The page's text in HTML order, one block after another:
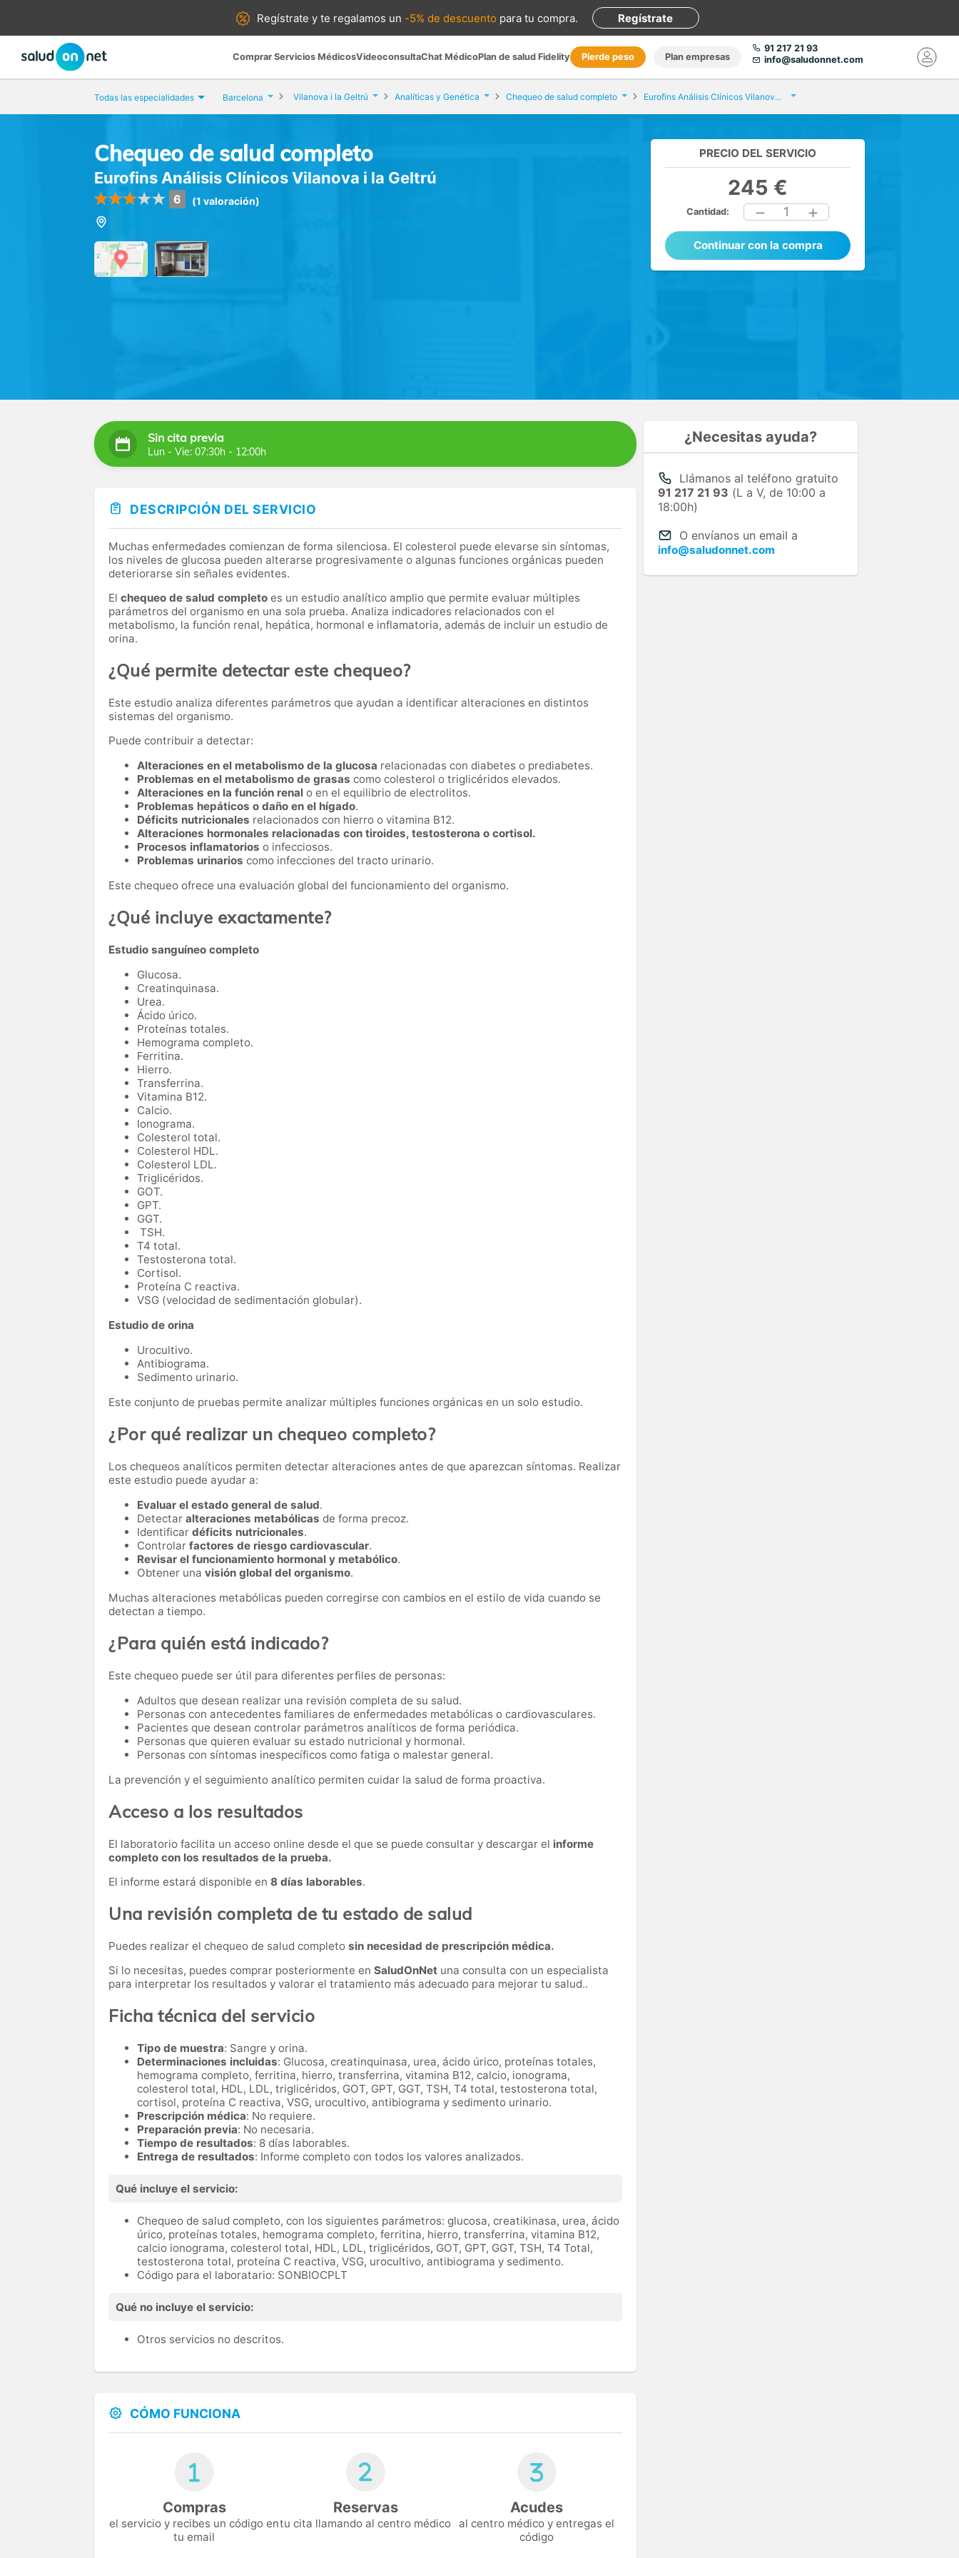
Regístrate yte regalamos un -5% de descuento para tu compra. Regístrate
Comprar Servicios MédicosVideoconsultaChat MédicoPlan de salud Fidelity Pierde peso Plan empresas
91 217 21 93
info@saludonnet.com
Todas las especialidades Barcelona Vilanova i la Geltrú Analíticas y Genética Chequeo de salud completo Eurofins Análisis Clínicos Vilanova i la Geltrú
Chequeo de salud completo
Eurofins Análisis Clínicos Vilanova i la Geltrú
6 (1 valoración)
PRECIO DEL SERVICIO
245 €
Cantidad: 1
Continuar con la compra
Sin cita previa
Lun - Vie: 07:30h - 12:00h
DESCRIPCIÓN DEL SERVICIO
Muchas enfermedades comienzan de forma silenciosa. El colesterol puede elevarse sin síntomas,
los niveles de glucosa pueden alterarse progresivamente o algunas funciones orgánicas pueden
deteriorarse sin señales evidentes.
El chequeo de salud completo es un estudio analítico amplio que permite evaluar múltiples
parámetros del organismo en una sola prueba. Analiza indicadores relacionados con el
metabolismo, la función renal, hepática, hormonal e inflamatoria, además de incluir un estudio de
orina.
¿Qué permite detectar este chequeo?
Este estudio analiza diferentes parámetros que ayudan a identificar alteraciones en distintos
sistemas del organismo.
Puede contribuir a detectar:
Alteraciones en el metabolismo de la glucosa relacionadas con diabetes o prediabetes.
Problemas en el metabolismo de grasas como colesterol o triglicéridos elevados.
Alteraciones en la función renal o en el equilibrio de electrolitos.
Problemas hepáticos o daño en el hígado.
Déficits nutricionales relacionados con hierro o vitamina B12.
Alteraciones hormonales relacionadas con tiroides, testosterona o cortisol.
Procesos inflamatorios o infecciosos.
Problemas urinarios como infecciones del tracto urinario.
Este chequeo ofrece una evaluación global del funcionamiento del organismo.
¿Qué incluye exactamente?
Estudio sanguíneo completo
Glucosa.
Creatinquinasa.
Urea.
Ácido úrico.
Proteínas totales.
Hemograma completo.
Ferritina.
Hierro.
Transferrina.
Vitamina B12.
Calcio.
Ionograma.
Colesterol total.
Colesterol HDL.
Colesterol LDL.
Triglicéridos.
GOT.
GPT.
GGT.
TSH.
T4 total.
Testosterona total.
Cortisol.
Proteína C reactiva.
VSG (velocidad de sedimentación globular).
Estudio de orina
Urocultivo.
Antibiograma.
Sedimento urinario.
Este conjunto de pruebas permite analizar múltiples funciones orgánicas en un solo estudio.
¿Por qué realizar un chequeo completo?
Los chequeos analíticos permiten detectar alteraciones antes de que aparezcan síntomas. Realizar
este estudio puede ayudar a:
Evaluar el estado general de salud.
Detectar alteraciones metabólicas de forma precoz.
Identificar déficits nutricionales.
Controlar factores de riesgo cardiovascular.
Revisar el funcionamiento hormonal y metabólico.
Obtener una visión global del organismo.
Muchas alteraciones metabólicas pueden corregirse con cambios en el estilo de vida cuando se
detectan a tiempo.
¿Para quién está indicado?
Este chequeo puede ser útil para diferentes perfiles de personas:
Adultos que desean realizar una revisión completa de su salud.
Personas con antecedentes familiares de enfermedades metabólicas o cardiovasculares.
Pacientes que desean controlar parámetros analíticos de forma periódica.
Personas que quieren evaluar su estado nutricional y hormonal.
Personas con síntomas inespecíficos como fatiga o malestar general.
La prevención y el seguimiento analítico permiten cuidar la salud de forma proactiva.
Acceso a los resultados
El laboratorio facilita un acceso online desde el que se puede consultar y descargar el informe
completo con los resultados de la prueba.
El informe estará disponible en 8 días laborables.
Una revisión completa de tu estado de salud
Puedes realizar el chequeo de salud completo sin necesidad de prescripción médica.
Si lo necesitas, puedes comprar posteriormente en SaludOnNet una consulta con un especialista
para interpretar los resultados y valorar el tratamiento más adecuado para mejorar tu salud..
Ficha técnica del servicio
Tipo de muestra: Sangre y orina.
Determinaciones incluidas: Glucosa, creatinquinasa, urea, ácido úrico, proteínas totales,
hemograma completo, ferritina, hierro, transferrina, vitamina B12, calcio, ionograma,
colesterol total, HDL, LDL, triglicéridos, GOT, GPT, GGT, TSH, T4 total, testosterona total,
cortisol, proteína C reactiva, VSG, urocultivo, antibiograma y sedimento urinario.
Prescripción médica: No requiere.
Preparación previa: No necesaria.
Tiempo de resultados: 8 días laborables.
Entrega de resultados: Informe completo con todos los valores analizados.
Qué incluye el servicio:
Chequeo de salud completo, con los siguientes parámetros: glucosa, creatikinasa, urea, ácido
úrico, proteínas totales, hemograma completo, ferritina, hierro, transferrina, vitamina B12,
calcio ionograma, colesterol total, HDL, LDL, triglicéridos, GOT, GPT, GGT, TSH, T4 Total,
testosterona total, proteína C reactiva, VSG, urocultivo, antibiograma y sedimento.
Código para el laboratario: SONBIOCPLT
Qué no incluye el servicio:
Otros servicios no descritos.
CÓMO FUNCIONA
Compras
el servicio y recibes un código en
tu email
Reservas
tu cita llamando al centro médico
Acudes
al centro médico y entregas el
código
¿Necesitas ayuda?
Llámanos al teléfono gratuito
91 217 21 93 (L a V, de 10:00 a
18:00h)
O envíanos un email a
info@saludonnet.com